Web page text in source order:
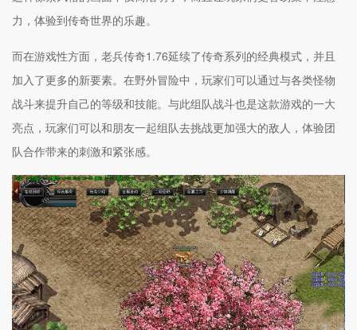
力，体验到传奇世界的乐趣。
而在游戏性方面，老兵传奇1.76延续了传奇系列的经典模式，并且
加入了更多的新要素。在野外冒险中，玩家们可以通过与各类怪物
战斗来提升自己的等级和技能。与此组队战斗也是这款游戏的一大
亮点，玩家们可以和朋友一起组队去挑战更加强大的敌人，体验团
队合作带来的刺激和紧张感。